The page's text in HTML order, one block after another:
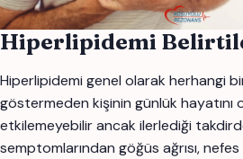
Hiperlipidemi
Hiperlipidemi genel olarak herhangi
göstermeden kişinin günlük hayatını
etkilemeyebilir ancak ilerlediği
semptomlarından göğüs ağrısı, nefes